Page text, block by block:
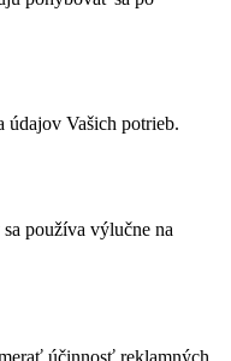
údajov Vašich potrieb.
používa výlučne na
účinnosť reklamných